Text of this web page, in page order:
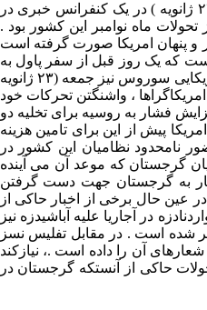
کالین پاول وزیر امورخارجه امریکا روز یکشنبه (۲۵ ژانویه ) در مراسم تحلیف میخائیل ساآکاشویلی رئیس جمهوری گرجستان شرکت کرد . پاول شنبه شب ( ۲۴ ژانویه ) در یک کنفرانس خبری در
ماه نوامبر این کشور بود .
ساآکاشویلی با حمایتهای آشکار و پنهان امریکا صورت گرفته است
که یک روز قبل از سفر پاول به
گرجستان ، دیوید کیتی امریکایی بعنوان مشاور ساآکاشویلی منصوب شد که حقوق ماهیانه آن را نیز دولت امریکا پرداخت می کند . جوج سوروس رئیس بنیاد امریکایی سوروس نیز جمعه (۲۳ ژانویه
، واشنگتن تحرکات خود
فشار به روسیه برای تخلیه دو
پیش از این برای تامین هزینه
نامحدود نظامیان این کشور در
گرجستان که موعد آن می آینده
به گرجستان جهت دست گرفتن
حال برخی از اخبار حاکی از
در آجاریا علیه آباشیدزه نیز
شده است . در مقابل تفلیس نسز
آن را داده است .، نیازکند
حاکی از آنستکه گرجستان در